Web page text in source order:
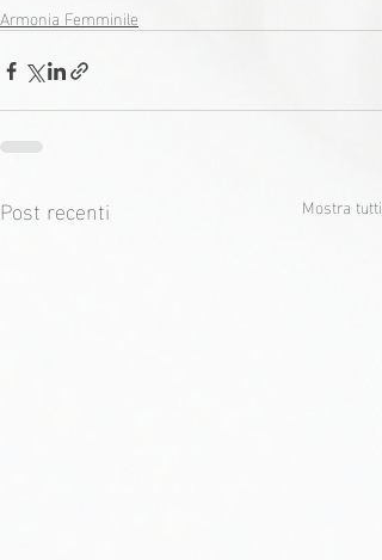
Armonia Femminile
Post recenti Mostra tutti